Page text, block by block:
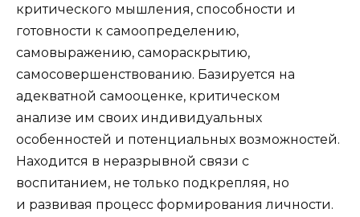
критического мышления, способности и
готовности к самоопределению,
самовыражению, самораскрытию,
самосовершенствованию. Базируется на
адекватной самооценке, критическом
анализе им своих индивидуальных
особенностей и потенциальных возможностей.
Находится в неразрывной связи с
воспитанием, не только подкрепляя, но
и развивая процесс формирования личности.